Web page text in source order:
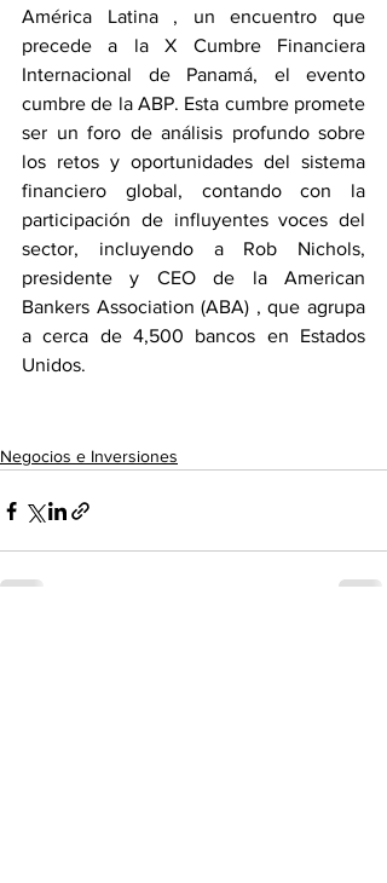
América Latina , un encuentro que
precede a la X Cumbre Financiera
Internacional de Panamá, el evento
cumbre de la ABP. Esta cumbre promete
ser un foro de análisis profundo sobre
los retos y oportunidades del sistema
financiero global, contando con la
participación de influyentes voces del
sector, incluyendo a Rob Nichols,
presidente y CEO de la American
Bankers Association (ABA) , que agrupa
a cerca de 4,500 bancos en Estados
Unidos.
Negocios e Inversiones